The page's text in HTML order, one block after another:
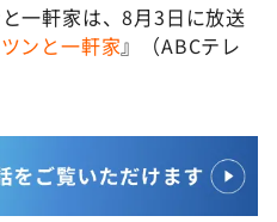
一軒家は、8月3日に放送
ンと一軒家』（ABCテレ